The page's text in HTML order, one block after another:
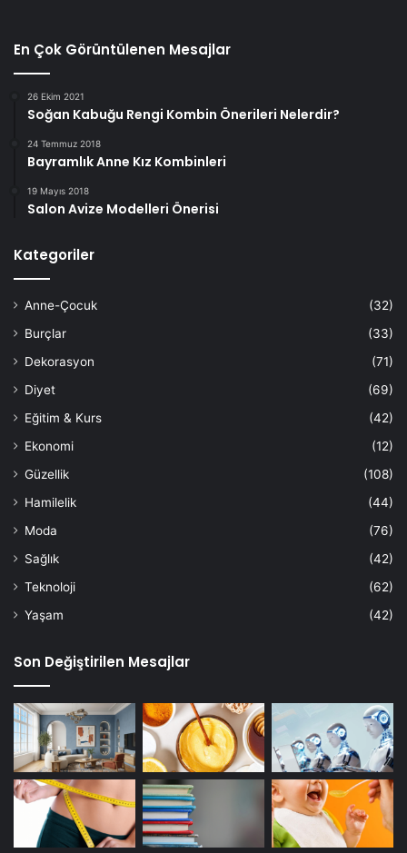
En Çok Görüntülenen Mesajlar
26 Ekim 2021
Soğan Kabuğu Rengi Kombin Önerileri Nelerdir?
24 Temmuz 2018
Bayramlık Anne Kız Kombinleri
19 Mayıs 2018
Salon Avize Modelleri Önerisi
Kategoriler
Anne-Çocuk
(32)
Burçlar
(33)
Dekorasyon
(71)
Diyet
(69)
Eğitim & Kurs
(42)
Ekonomi
(12)
Güzellik
(108)
Hamilelik
(44)
Moda
(76)
Sağlık
(42)
Teknoloji
(62)
Yaşam
(42)
Son Değiştirilen Mesajlar